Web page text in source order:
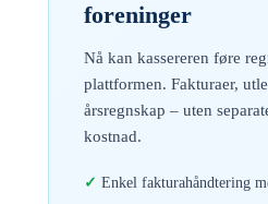
foreninger
Nå kan kassereren føre
plattformen. Fakturaer,
årsregnskap – uten
kostnad.
Enkel fakturahåndtering